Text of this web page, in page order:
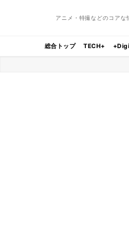
アニメ・特撮などのコアな
総合トップ TECH+